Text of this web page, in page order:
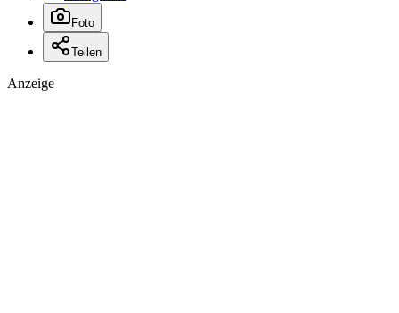
Foto
Teilen
Anzeige